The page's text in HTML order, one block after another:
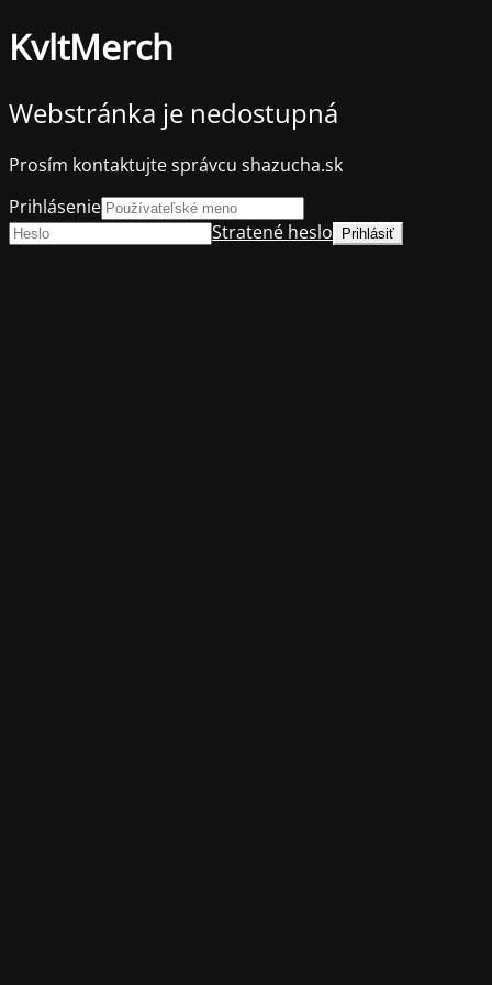
KvltMerch
Webstránka je nedostupná
Prosím kontaktujte správcu shazucha.sk
Prihlásenie
Stratené heslo